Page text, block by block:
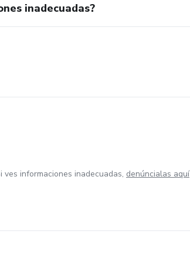
inadecuadas?
informaciones inadecuadas, denúncialas aquí